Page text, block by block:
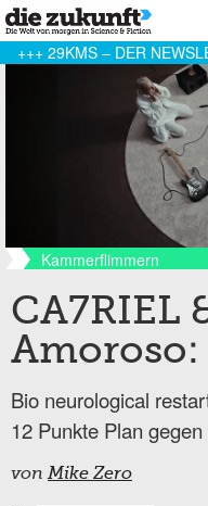
+++ 29KMS – DER
Kammerflimmern
CA7RIEL
Amoroso:
Bio neurological
12 Punkte Plan
vonMike Zero